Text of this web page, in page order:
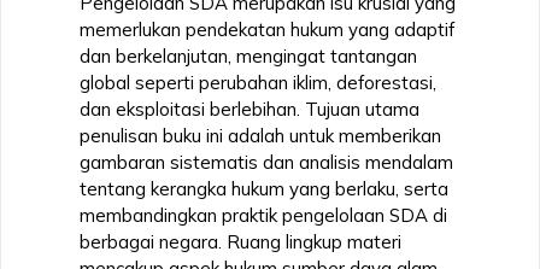
memerlukan pendekatan hukum yang adaptif
dan berkelanjutan, mengingat tantangan
global seperti perubahan iklim, deforestasi,
dan eksploitasi berlebihan. Tujuan utama
penulisan buku ini adalah untuk memberikan
gambaran sistematis dan analisis mendalam
tentang kerangka hukum yang berlaku, serta
membandingkan praktik pengelolaan SDA di
berbagai negara. Ruang lingkup materi